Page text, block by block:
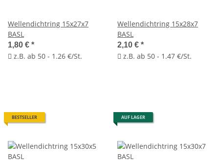
Wellendichtring 15x27x7
BASL
1,80 € *
z.B. ab 50 - 1.26 €/St.
Wellendichtring 15x28x7
BASL
2,10 € *
z.B. ab 50 - 1.47 €/St.
BESTSELLER AUF LAGER